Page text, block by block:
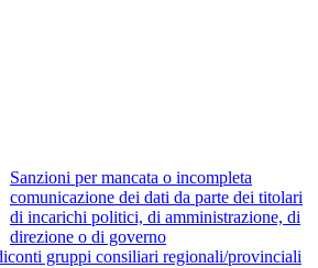
Sanzioni per mancata o incompleta
comunicazione dei dati da parte dei titolari
di incarichi politici, di amministrazione, di
direzione o di governo
gruppi consiliari regionali/provinciali